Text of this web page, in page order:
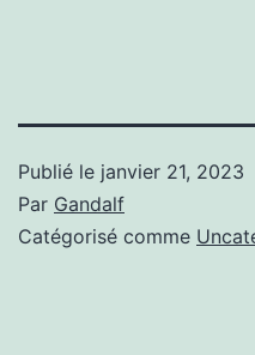
Publié le janvier 21, 2023
Par Gandalf
Catégorisé comme